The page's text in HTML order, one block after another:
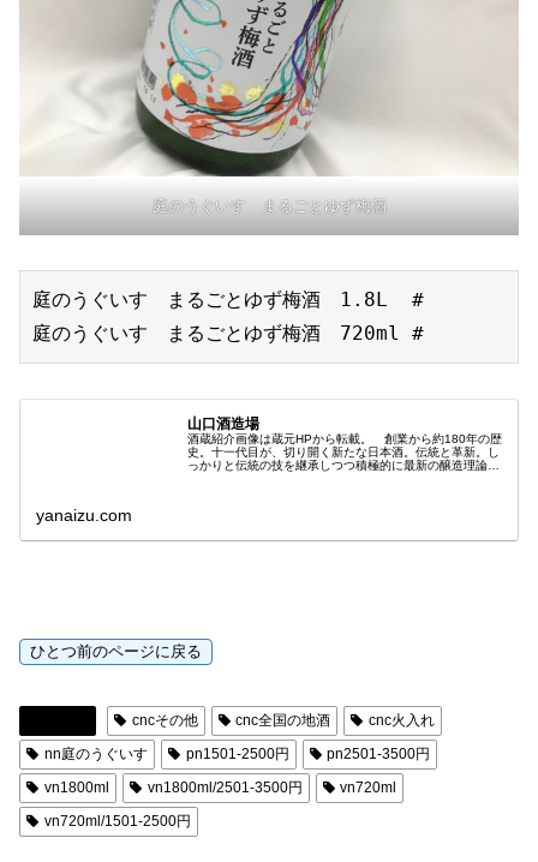
庭のうぐいす まるごとゆず梅酒
庭のうぐいす　まるごとゆず梅酒　1.8L  #
庭のうぐいす　まるごとゆず梅酒　720ml #
山口酒造場
酒蔵紹介画像は蔵元HPから転載。 創業から約180年の歴
史。十一代目が、切り開く新たな日本酒。伝統と革新。し
っかりと伝統の技を継承しつつ積極的に最新の醸造理論や
yanaizu.com
cncその他 cnc全国の地酒
cnc火入れ
nn庭のうぐいす
pn1501-2500円
pn2501-3500円
vn1800ml
vn1800ml/2501-3500円
vn720ml
vn720ml/1501-2500円